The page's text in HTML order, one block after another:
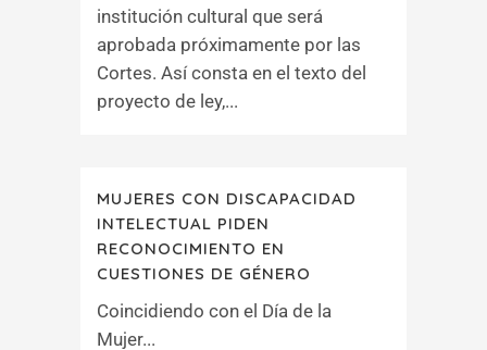
institución cultural que será
aprobada próximamente por las
Cortes. Así consta en el texto del
proyecto de ley,...
MUJERES CON DISCAPACIDAD
INTELECTUAL PIDEN
RECONOCIMIENTO EN
CUESTIONES DE GÉNERO
Coincidiendo con el Día de la
Mujer...